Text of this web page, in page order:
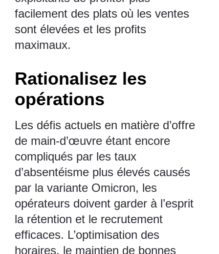
facilement des plats où les ventes
sont élevées et les profits
maximaux.
Rationalisez les
opérations
Les défis actuels en matière d’offre
de main-d’œuvre étant encore
compliqués par les taux
d’absentéisme plus élevés causés
par la variante Omicron, les
opérateurs doivent garder à l’esprit
la rétention et le recrutement
efficaces. L’optimisation des
horaires, le maintien de bonnes